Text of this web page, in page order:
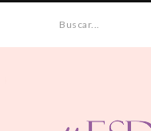
Buscar...